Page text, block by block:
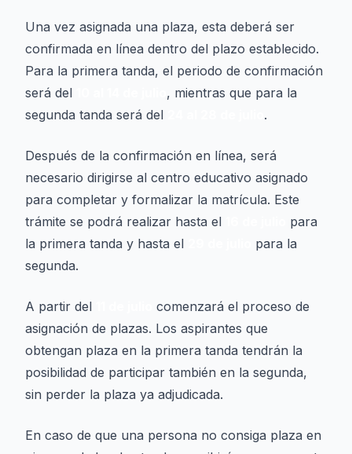
Una vez asignada una plaza, esta deberá ser
confirmada en línea dentro del plazo establecido.
Para la primera tanda, el periodo de confirmación
será del
, mientras que para la
segunda tanda será del
.
Después de la confirmación en línea, será
necesario dirigirse al centro educativo asignado
para completar y formalizar la matrícula. Este
trámite se podrá realizar hasta el
para
la primera tanda y hasta el
para la
segunda.
A partir del
comenzará el proceso de
asignación de plazas. Los aspirantes que
obtengan plaza en la primera tanda tendrán la
posibilidad de participar también en la segunda,
sin perder la plaza ya adjudicada.
En caso de que una persona no consiga plaza en